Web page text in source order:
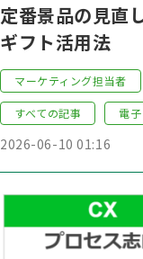
定番景品の見直
ギフト活用法
マーケティング担当者
すべての記事 電
2026-06-10 01:16